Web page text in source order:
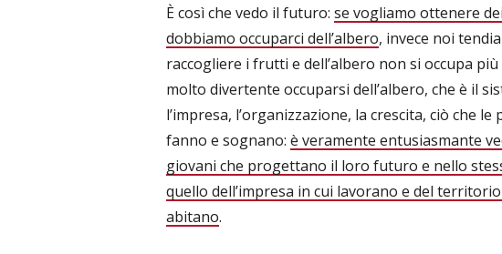
È così che vedo il futuro: se vogliamo ottenere
dobbiamo occuparci dell’albero, invece noi
raccogliere i frutti e dell’albero non si occupa più
molto divertente occuparsi dell’albero, che è il
l’impresa, l’organizzazione, la crescita, ciò che le
fanno e sognano: è veramente entusiasmante
giovani che progettano il loro futuro e nello
quello dell’impresa in cui lavorano e del
abitano.